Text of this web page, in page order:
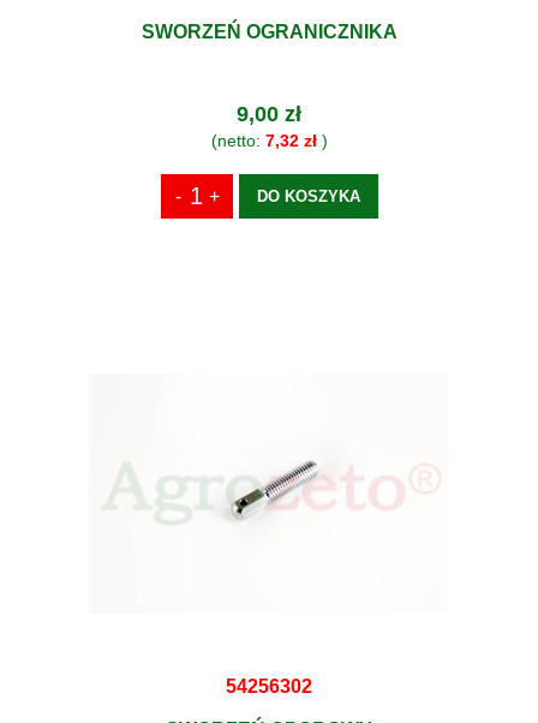
SWORZEŃ OGRANICZNIKA
9,00 zł
(netto: 7,32 zł)
DO KOSZYKA
54256302